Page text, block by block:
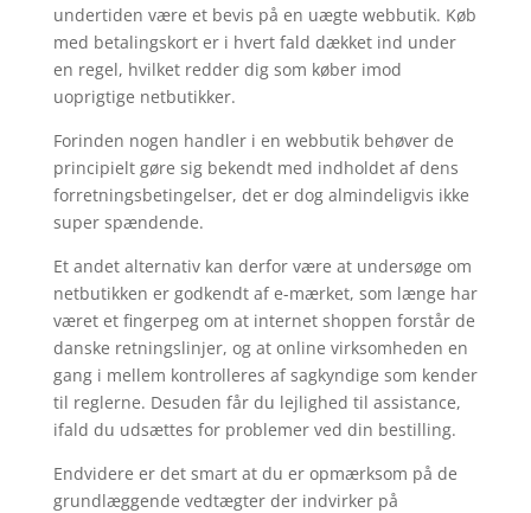
undertiden være et bevis på en uægte webbutik. Køb
med betalingskort er i hvert fald dækket ind under
en regel, hvilket redder dig som køber imod
uoprigtige netbutikker.
Forinden nogen handler i en webbutik behøver de
principielt gøre sig bekendt med indholdet af dens
forretningsbetingelser, det er dog almindeligvis ikke
super spændende.
Et andet alternativ kan derfor være at undersøge om
netbutikken er godkendt af e-mærket, som længe har
været et fingerpeg om at internet shoppen forstår de
danske retningslinjer, og at online virksomheden en
gang i mellem kontrolleres af sagkyndige som kender
til reglerne. Desuden får du lejlighed til assistance,
ifald du udsættes for problemer ved din bestilling.
Endvidere er det smart at du er opmærksom på de
grundlæggende vedtægter der indvirker på